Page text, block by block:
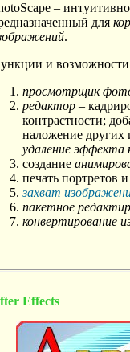
–
для
.
и возможности
просмотрщик
редактор –
контрастности;
наложение других
удаление эффекта
создание
печать портретов
захват
пакетное
конвертирование
Effects